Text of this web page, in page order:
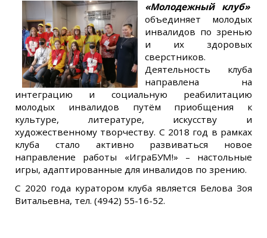
«Молодежный клуб»
объединяет молодых
инвалидов по зренью
и их здоровых
сверстников.
Деятельность клуба
направлена на
интеграцию и социальную реабилитацию
молодых инвалидов путём приобщения к
культуре, литературе, искусству и
художественному творчеству. С 2018 год в рамках
клуба стало активно развиваться новое
направление работы «ИграБУМ!» – настольные
игры, адаптированные для инвалидов по зрению.
С 2020 года куратором клуба является Белова Зоя
Витальевна, тел. (4942) 55-16-52.